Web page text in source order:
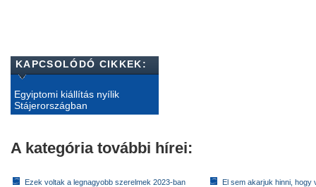
KAPCSOLÓDÓ CIKKEK:
Egyiptomi kiállítás nyílik
Stájerországban
A kategória további hírei:
Ezek voltak a legnagyobb szerelmek 2023-ban
El sem akarjuk hinni, hogy